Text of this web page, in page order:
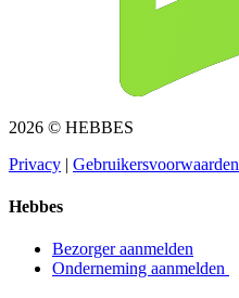
2026 © HEBBES
Privacy​​​​‌ ‍ ​‍​‍‌‍ ‌ ​‍‌‍‍‌‌‍‌ ‌‍‍‌‌‍ ‍​‍​‍​ ‍‍​‍​‍‌ ​ ‌‍​‌‌‍ ‍‌‍‍‌‌ ‌​‌ ‍‌​‍ ‍‌‍‍‌‌‍ ​‍​‍​‍ ​​‍​‍‌‍‍​‌ ​‍‌‍‌‌‌‍‌‍​‍​‍​ ‍‍​‍​‍‌‍‍​‌ ‌​‌ ‌​‌ ​​​ ‍‍​‍ ​‍ ‌‍ ​‌‍ ‌‍​ ‌‍​‌‌‍ ​‌‍‍​‌‍ ‌ ​ ‌ ‌​​ ‍‍​ ​ ​ ​ ​ ​ ​ ​ ​‍ ‌‍‍‌‌‍ ‍‌ ‌​‌‍‌‌‌‍ ‍‌ ‌​​‍ ‌‍‌‌‌‍‌​‌‍‍‌‌ ‌​​‍ ‌‍ ‌‌‍ ‌‍‌​‌‍‌‌​ ‌‌ ​​‌ ​‍‌‍‌‌‌ ​ ‌‍‌‌‌‍ ‍‌ ‌​‌‍​‌‌ ‌​‌‍‍‌‌‍ ‌‍ ‍​ ‍ ‌‍‍‌‌‍‌​​ ‌‌‍‌ ‌‍ ​‌‍ ‌‍​‍‌‍​‌‌‍ ​​ ‍ ‌ ‌​‌ ‍‌‌ ​​‌‍‌‌​ ‌‌‍‌ ‌‍ ​‌‍ ‌‍​‍‌‍​‌‌‍ ​​ ‍ ‌ ​​‌‍​‌‌ ‌​‌‍‍​​ ‌‌‍‌‍‌‍ ‌‍ ‌ ‌​‌‍‌‌‌ ​‍​‍ ‍‌‍ ​‌‍‌‌‌‍‌ ‌‍​‌‌‍ ​​‍‌‌​ ‌‌‌​​‍‌‌ ‌‍‍ ‌‍‌‌‌ ‍‌​‍‌‌​ ​ ‌​‌​​‍‌‌​ ​ ‌​‌​​‍‌‌​ ​‍​ ​‍​ ​‌​ ‍​‌‍‌‌​ ‌‍‌‍‌​‌‍‌‌‌‍‌‌​ ‌‍​ ​ ​ ‍‌​ ‌‌​ ‌​​‍‌‌​ ​‍​ ​‍​‍‌‌​ ‌‌‌​‌​​‍ ‍‌‍ ​‌‍​‌‌‍​‍‌‍‌‌‌‍ ​​ ‌‍​‍‌‍​‌‌ ​ ‌‍‌‌‌‌‌‌‌ ​‍‌‍ ​​ ‌‌‍‍​‌ ‌​‌ ‌​‌ ​​​‍‌‌​ ​ ‌​​‌​‍‌‌​ ​‍‌​‌‍​‍‌‌​ ​‍‌​‌‍‌‍ ​‌‍ ‌‍​ ‌‍​‌‌‍ ​‌‍‍​‌‍ ‌ ​ ‌ ‌​​‍‌‌​ ​ ‌​​‌​ ​ ​ ​ ​ ​ ​ ​ ​‍‌‍‌‍‍‌‌‍‌​​ ‌‌‍‌ ‌‍ ​‌‍ ‌‍​‍‌‍​‌‌‍ ​​‍‌‍‌ ‌​‌ ‍‌‌ ​​‌‍‌‌​ ‌‌‍‌ ‌‍ ​‌‍ ‌‍​‍‌‍​‌‌‍ ​​‍‌‍‌ ​​‌‍​‌‌ ‌​‌‍‍​​ ‌‌‍‌‍‌‍ ‌‍ ‌ ‌​‌‍‌‌‌ ​‍​‍ ‍‌‍ ​‌‍‌‌‌‍‌ ‌‍​‌‌‍ ​​‍‌‌​ ‌‌‌​​‍‌‌ ‌‍‍ ‌‍‌‌‌ ‍‌​‍‌‌​ ​ ‌​‌​​‍‌‌​ ​ ‌​‌​​‍‌‌​ ​‍​ ​‍​ ​‌​ ‍​‌‍‌‌​ ‌‍‌‍‌​‌‍‌‌‌‍‌‌​ ‌‍​ ​ ​ ‍‌​ ‌‌​ ‌​​‍‌‌​ ​‍​ ​‍​‍‌‌​ ‌‌‌​‌​​‍ ‍‌‍ ​‌‍​‌‌‍​‍‌‍‌‌‌‍ ​​‍‌‍‌ ​​‌‍‌‌‌ ​‍‌ ​ ‌ ​​‌‍‌‌‌‍​ ‌ ‌​‌‍‍‌‌ ‌‍‌‍‌‌​ ‌‌ ​​‌ ‌‌‌‍​‍‌‍ ​‌‍‍‌‌ ​ ‌‍‍​‌‍‌‌‌‍‌​​‍​‍‌ ‌ | Gebruikersvoorwaarden​​​​‌ ‍ ​‍​‍‌‍ ‌ ​‍‌‍‍‌‌‍‌ ‌‍‍‌‌‍ ‍​‍​‍​ ‍‍​‍​‍‌ ​ ‌‍​‌‌‍ ‍‌‍‍‌‌ ‌​‌ ‍‌​‍ ‍‌‍‍‌‌‍ ​‍​‍​‍ ​​‍​‍‌‍‍​‌ ​‍‌‍‌‌‌‍‌‍​‍​‍​ ‍‍​‍​‍‌‍‍​‌ ‌​‌ ‌​‌ ​​​ ‍‍​‍ ​‍ ‌‍ ​‌‍ ‌‍​ ‌‍​‌‌‍ ​‌‍‍​‌‍ ‌ ​ ‌ ‌​​ ‍‍​ ​ ​ ​ ​ ​ ​ ​ ​‍ ‌‍‍‌‌‍ ‍‌ ‌​‌‍‌‌‌‍ ‍‌ ‌​​‍ ‌‍‌‌‌‍‌​‌‍‍‌‌ ‌​​‍ ‌‍ ‌‌‍ ‌‍‌​‌‍‌‌​ ‌‌ ​​‌ ​‍‌‍‌‌‌ ​ ‌‍‌‌‌‍ ‍‌ ‌​‌‍​‌‌ ‌​‌‍‍‌‌‍ ‌‍ ‍​ ‍ ‌‍‍‌‌‍‌​​ ‌‌‍‌ ‌‍ ​‌‍ ‌‍​‍‌‍​‌‌‍ ​​ ‍ ‌ ‌​‌ ‍‌‌ ​​‌‍‌‌​ ‌‌‍‌ ‌‍ ​‌‍ ‌‍​‍‌‍​‌‌‍ ​​ ‍ ‌ ​​‌‍​‌‌ ‌​‌‍‍​​ ‌‌‍‌‍‌‍ ‌‍ ‌ ‌​‌‍‌‌‌ ​‍​‍ ‍‌‍ ​‌‍‌‌‌‍‌ ‌‍​‌‌‍ ​​‍‌‌​ ‌‌‌​​‍‌‌ ‌‍‍ ‌‍‌‌‌ ‍‌​‍‌‌​ ​ ‌​‌​​‍‌‌​ ​ ‌​‌​​‍‌‌​ ​‍​ ​‍​ ​​‌‍​ ‌‍‌‍​ ‌‍​ ‌​‌‍‌​​ ​ ‌‍‌‌​ ​ ​ ​‌​ ‍‌​ ​‍​‍‌‌​ ​‍​ ​‍​‍‌‌​ ‌‌‌​‌​​‍ ‍‌‍ ​‌‍​‌‌‍​‍‌‍‌‌‌‍ ​​ ‌‍​‍‌‍​‌‌ ​ ‌‍‌‌‌‌‌‌‌ ​‍‌‍ ​​ ‌‌‍‍​‌ ‌​‌ ‌​‌ ​​​‍‌‌​ ​ ‌​​‌​‍‌‌​ ​‍‌​‌‍​‍‌‌​ ​‍‌​‌‍‌‍ ​‌‍ ‌‍​ ‌‍​‌‌‍ ​‌‍‍​‌‍ ‌ ​ ‌ ‌​​‍‌‌​ ​ ‌​​‌​ ​ ​ ​ ​ ​ ​ ​ ​‍‌‍‌‍‍‌‌‍‌​​ ‌‌‍‌ ‌‍ ​‌‍ ‌‍​‍‌‍​‌‌‍ ​​‍‌‍‌ ‌​‌ ‍‌‌ ​​‌‍‌‌​ ‌‌‍‌ ‌‍ ​‌‍ ‌‍​‍‌‍​‌‌‍ ​​‍‌‍‌ ​​‌‍​‌‌ ‌​‌‍‍​​ ‌‌‍‌‍‌‍ ‌‍ ‌ ‌​‌‍‌‌‌ ​‍​‍ ‍‌‍ ​‌‍‌‌‌‍‌ ‌‍​‌‌‍ ​​‍‌‌​ ‌‌‌​​‍‌‌ ‌‍‍ ‌‍‌‌‌ ‍‌​‍‌‌​ ​ ‌​‌​​‍‌‌​ ​ ‌​‌​​‍‌‌​ ​‍​ ​‍​ ​​‌‍​ ‌‍‌‍​ ‌‍​ ‌​‌‍‌​​ ​ ‌‍‌‌​ ​ ​ ​‌​ ‍‌​ ​‍​‍‌‌​ ​‍​ ​‍​‍‌‌​ ‌‌‌​‌​​‍ ‍‌‍ ​‌‍​‌‌‍​‍‌‍‌‌‌‍ ​​‍‌‍‌ ​​‌‍‌‌‌ ​‍‌ ​ ‌ ​​‌‍‌‌‌‍​ ‌ ‌​‌‍‍‌‌ ‌‍‌‍‌‌​ ‌‌ ​​‌ ‌‌‌‍​‍‌‍ ​‌‍‍‌‌ ​ ‌‍‍​‌‍‌‌‌‍‌​​‍​‍‌ ‌
Hebbes
Bezorger aanmelden​​​​‌ ‍ ​‍​‍‌‍ ‌ ​‍‌‍‍‌‌‍‌ ‌‍‍‌‌‍ ‍​‍​‍​ ‍‍​‍​‍‌ ​ ‌‍​‌‌‍ ‍‌‍‍‌‌ ‌​‌ ‍‌​‍ ‍‌‍‍‌‌‍ ​‍​‍​‍ ​​‍​‍‌‍‍​‌ ​‍‌‍‌‌‌‍‌‍​‍​‍​ ‍‍​‍​‍‌‍‍​‌ ‌​‌ ‌​‌ ​​​ ‍‍​‍ ​‍ ‌‍ ​‌‍ ‌‍​ ‌‍​‌‌‍ ​‌‍‍​‌‍ ‌ ​ ‌ ‌​​ ‍‍​ ​ ​ ​ ​ ​ ​ ​ ​‍ ‌‍‍‌‌‍ ‍‌ ‌​‌‍‌‌‌‍ ‍‌ ‌​​‍ ‌‍‌‌‌‍‌​‌‍‍‌‌ ‌​​‍ ‌‍ ‌‌‍ ‌‍‌​‌‍‌‌​ ‌‌ ​​‌ ​‍‌‍‌‌‌ ​ ‌‍‌‌‌‍ ‍‌ ‌​‌‍​‌‌ ‌​‌‍‍‌‌‍ ‌‍ ‍​ ‍ ‌‍‍‌‌‍‌​​ ‌‌‍‌ ‌‍ ​‌‍ ‌‍​‍‌‍​‌‌‍ ​​ ‍ ‌ ‌​‌ ‍‌‌ ​​‌‍‌‌​ ‌‌‍‌ ‌‍ ​‌‍ ‌‍​‍‌‍​‌‌‍ ​​ ‍ ‌ ​​‌‍​‌‌ ‌​‌‍‍​​ ‌‌‍‌‍‌‍ ‌‍ ‌ ‌​‌‍‌‌‌ ​‍​‍ ‍‌ ​​‌‍​‌‌‍‌ ‌‍‌‌‌ ​ ​‍‌‌​ ‌‌‌​​‍‌‌ ‌‍‍ ‌‍‌‌‌ ‍‌​‍‌‌​ ​ ‌​‌​​‍‌‌​ ​ ‌​‌​​‍‌‌​ ​‍​ ​‍​ ‌ ​ ​‌‌‍​‍‌‍​ ​ ‌‌​ ‌ ​ ​‌​ ​‍​ ‌​​ ​​‌‍‌‌​ ‍‌​‍‌‌​ ​‍​ ​‍​‍‌‌​ ‌‌‌​‌​​‍ ‍‌‍ ​‌‍​‌‌‍​‍‌‍‌‌‌‍ ​​ ‌‍​‍‌‍​‌‌ ​ ‌‍‌‌‌‌‌‌‌ ​‍‌‍ ​​ ‌‌‍‍​‌ ‌​‌ ‌​‌ ​​​‍‌‌​ ​ ‌​​‌​‍‌‌​ ​‍‌​‌‍​‍‌‌​ ​‍‌​‌‍‌‍ ​‌‍ ‌‍​ ‌‍​‌‌‍ ​‌‍‍​‌‍ ‌ ​ ‌ ‌​​‍‌‌​ ​ ‌​​‌​ ​ ​ ​ ​ ​ ​ ​ ​‍‌‍‌‍‍‌‌‍‌​​ ‌‌‍‌ ‌‍ ​‌‍ ‌‍​‍‌‍​‌‌‍ ​​‍‌‍‌ ‌​‌ ‍‌‌ ​​‌‍‌‌​ ‌‌‍‌ ‌‍ ​‌‍ ‌‍​‍‌‍​‌‌‍ ​​‍‌‍‌ ​​‌‍​‌‌ ‌​‌‍‍​​ ‌‌‍‌‍‌‍ ‌‍ ‌ ‌​‌‍‌‌‌ ​‍​‍ ‍‌ ​​‌‍​‌‌‍‌ ‌‍‌‌‌ ​ ​‍‌‌​ ‌‌‌​​‍‌‌ ‌‍‍ ‌‍‌‌‌ ‍‌​‍‌‌​ ​ ‌​‌​​‍‌‌​ ​ ‌​‌​​‍‌‌​ ​‍​ ​‍​ ‌ ​ ​‌‌‍​‍‌‍​ ​ ‌‌​ ‌ ​ ​‌​ ​‍​ ‌​​ ​​‌‍‌‌​ ‍‌​‍‌‌​ ​‍​ ​‍​‍‌‌​ ‌‌‌​‌​​‍ ‍‌‍ ​‌‍​‌‌‍​‍‌‍‌‌‌‍ ​​‍‌‍‌ ​​‌‍‌‌‌ ​‍‌ ​ ‌ ​​‌‍‌‌‌‍​ ‌ ‌​‌‍‍‌‌ ‌‍‌‍‌‌​ ‌‌ ​​‌ ‌‌‌‍​‍‌‍ ​‌‍‍‌‌ ​ ‌‍‍​‌‍‌‌‌‍‌​​‍​‍‌ ‌
Onderneming aanmelden ​​​​‌ ‍ ​‍​‍‌‍ ‌ ​‍‌‍‍‌‌‍‌ ‌‍‍‌‌‍ ‍​‍​‍​ ‍‍​‍​‍‌ ​ ‌‍​‌‌‍ ‍‌‍‍‌‌ ‌​‌ ‍‌​‍ ‍‌‍‍‌‌‍ ​‍​‍​‍ ​​‍​‍‌‍‍​‌ ​‍‌‍‌‌‌‍‌‍​‍​‍​ ‍‍​‍​‍‌‍‍​‌ ‌​‌ ‌​‌ ​​​ ‍‍​‍ ​‍ ‌‍ ​‌‍ ‌‍​ ‌‍​‌‌‍ ​‌‍‍​‌‍ ‌ ​ ‌ ‌​​ ‍‍​ ​ ​ ​ ​ ​ ​ ​ ​‍ ‌‍‍‌‌‍ ‍‌ ‌​‌‍‌‌‌‍ ‍‌ ‌​​‍ ‌‍‌‌‌‍‌​‌‍‍‌‌ ‌​​‍ ‌‍ ‌‌‍ ‌‍‌​‌‍‌‌​ ‌‌ ​​‌ ​‍‌‍‌‌‌ ​ ‌‍‌‌‌‍ ‍‌ ‌​‌‍​‌‌ ‌​‌‍‍‌‌‍ ‌‍ ‍​ ‍ ‌‍‍‌‌‍‌​​ ‌‌‍‌ ‌‍ ​‌‍ ‌‍​‍‌‍​‌‌‍ ​​ ‍ ‌ ‌​‌ ‍‌‌ ​​‌‍‌‌​ ‌‌‍‌ ‌‍ ​‌‍ ‌‍​‍‌‍​‌‌‍ ​​ ‍ ‌ ​​‌‍​‌‌ ‌​‌‍‍​​ ‌‌‍‌‍‌‍ ‌‍ ‌ ‌​‌‍‌‌‌ ​‍​‍ ‍‌ ​​‌‍​‌‌‍‌ ‌‍‌‌‌ ​ ​‍‌‌​ ‌‌‌​​‍‌‌ ‌‍‍ ‌‍‌‌‌ ‍‌​‍‌‌​ ​ ‌​‌​​‍‌‌​ ​ ‌​‌​​‍‌‌​ ​‍​ ​‍​ ‌ ​ ‌ ​ ‍‌​ ​ ​ ​‌‌‍​ ‌‍​‌​ ‌‍​ ​‌‌‍​‍​ ‌‍‌‍​ ​‍‌‌​ ​‍​ ​‍​‍‌‌​ ‌‌‌​‌​​‍ ‍‌‍ ​‌‍​‌‌‍​‍‌‍‌‌‌‍ ​​ ‌‍​‍‌‍​‌‌ ​ ‌‍‌‌‌‌‌‌‌ ​‍‌‍ ​​ ‌‌‍‍​‌ ‌​‌ ‌​‌ ​​​‍‌‌​ ​ ‌​​‌​‍‌‌​ ​‍‌​‌‍​‍‌‌​ ​‍‌​‌‍‌‍ ​‌‍ ‌‍​ ‌‍​‌‌‍ ​‌‍‍​‌‍ ‌ ​ ‌ ‌​​‍‌‌​ ​ ‌​​‌​ ​ ​ ​ ​ ​ ​ ​ ​‍‌‍‌‍‍‌‌‍‌​​ ‌‌‍‌ ‌‍ ​‌‍ ‌‍​‍‌‍​‌‌‍ ​​‍‌‍‌ ‌​‌ ‍‌‌ ​​‌‍‌‌​ ‌‌‍‌ ‌‍ ​‌‍ ‌‍​‍‌‍​‌‌‍ ​​‍‌‍‌ ​​‌‍​‌‌ ‌​‌‍‍​​ ‌‌‍‌‍‌‍ ‌‍ ‌ ‌​‌‍‌‌‌ ​‍​‍ ‍‌ ​​‌‍​‌‌‍‌ ‌‍‌‌‌ ​ ​‍‌‌​ ‌‌‌​​‍‌‌ ‌‍‍ ‌‍‌‌‌ ‍‌​‍‌‌​ ​ ‌​‌​​‍‌‌​ ​ ‌​‌​​‍‌‌​ ​‍​ ​‍​ ‌ ​ ‌ ​ ‍‌​ ​ ​ ​‌‌‍​ ‌‍​‌​ ‌‍​ ​‌‌‍​‍​ ‌‍‌‍​ ​‍‌‌​ ​‍​ ​‍​‍‌‌​ ‌‌‌​‌​​‍ ‍‌‍ ​‌‍​‌‌‍​‍‌‍‌‌‌‍ ​​‍‌‍‌ ​​‌‍‌‌‌ ​‍‌ ​ ‌ ​​‌‍‌‌‌‍​ ‌ ‌​‌‍‍‌‌ ‌‍‌‍‌‌​ ‌‌ ​​‌ ‌‌‌‍​‍‌‍ ​‌‍‍‌‌ ​ ‌‍‍​‌‍‌‌‌‍‌​​‍​‍‌ ‌